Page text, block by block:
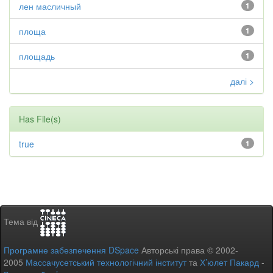
1
лен масличный
1
площа
1
площадь
далі >
Has File(s)
1
true
Тема від
Програмне забезпечення DSpace Авторські права © 2002-
2005 Массачусетський технологічний інститутта Х’юлет Пакард -